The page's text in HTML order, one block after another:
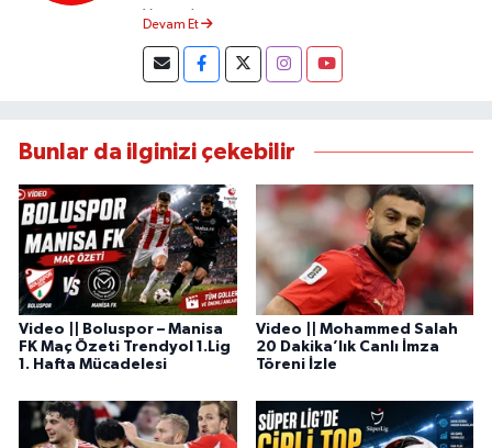
Yapmaktayım.
Devam Et
Bunlar da ilginizi çekebilir
Video || Boluspor – Manisa
FK Maç Özeti Trendyol 1.Lig
1. Hafta Mücadelesi
Video || Mohammed Salah
20 Dakika’lık Canlı İmza
Töreni İzle